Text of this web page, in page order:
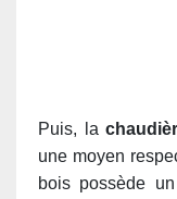
Puis, la
une moyen
bois possède